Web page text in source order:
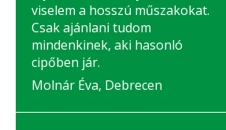
viselem a hosszú műszakokat.
Csak ajánlani tudom
mindenkinek, aki hasonló
cipőben jár.
Molnár Éva, Debrecen